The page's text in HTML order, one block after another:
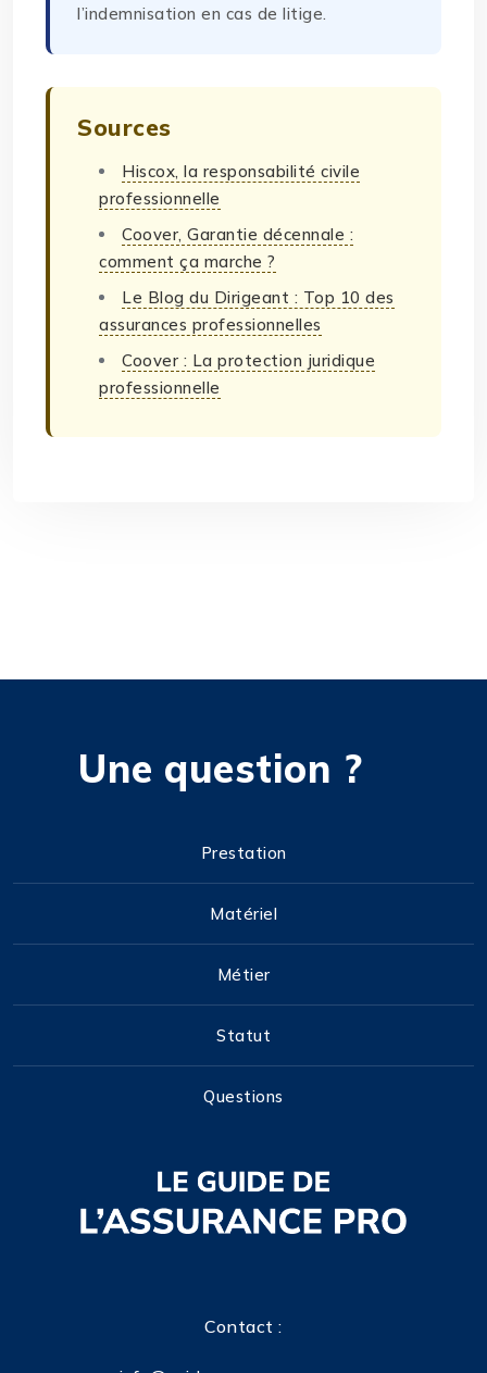
l’indemnisation en cas de litige.
Sources
Hiscox, la responsabilité civile
professionnelle
Coover, Garantie décennale :
comment ça marche ?
Le Blog du Dirigeant : Top 10 des
assurances professionnelles
Coover : La protection juridique
professionnelle
Une question ?
Prestation
Matériel
Métier
Statut
Questions
Contact :